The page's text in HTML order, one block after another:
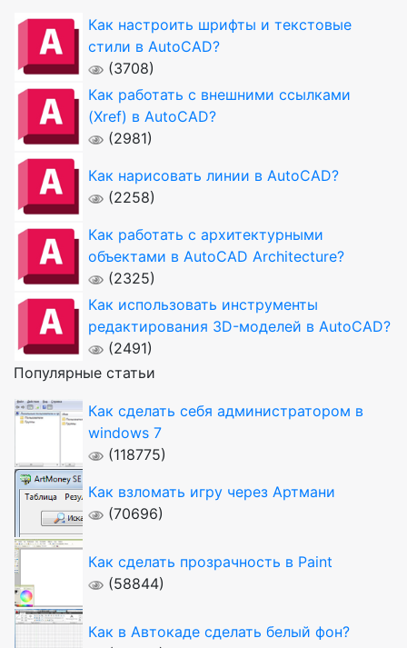
Как настроить шрифты и текстовые
стили в AutoCAD?
(3708)
Как работать с внешними ссылками
(Xref) в AutoCAD?
(2981)
Как нарисовать линии в AutoCAD?
(2258)
Как работать с архитектурными
объектами в AutoCAD Architecture?
(2325)
Как использовать инструменты
редактирования 3D-моделей в AutoCAD?
(2491)
Популярные статьи
Как сделать себя администратором в
windows 7
(118775)
Как взломать игру через Артмани
(70696)
Как сделать прозрачность в Paint
(58844)
Как в Автокаде сделать белый фон?